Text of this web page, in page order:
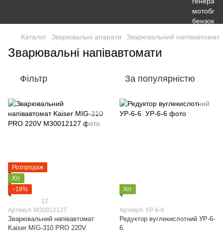
Каталог Зварювальні апарати Зварювальний напівавтомат
Зварювальні напівавтомати
Фільтр За популярністю
Розпродаж
Хіт
−19%
12
Артикул: M30012127
Зварювальний напівавтомат
Kaiser MIG-310 PRO 220V
Хіт
Артикул: УР-6-6
Редуктор вуглекислотний УР-6-
6.